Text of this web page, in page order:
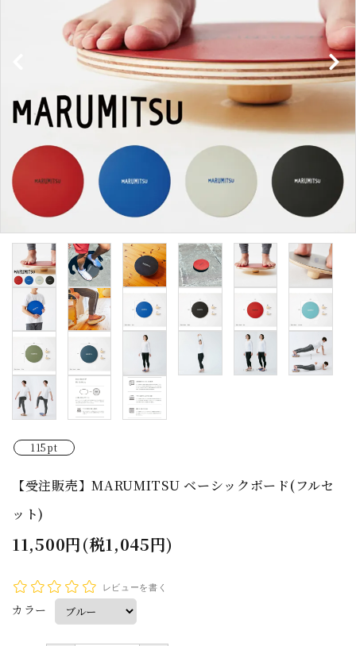
115pt
【受注販売】MARUMITSU ベーシックボード(フルセ
ット)
11,500円(税1,045円)
レビューを書く
カラー